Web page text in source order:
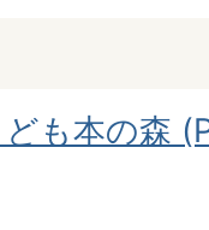
も本の森